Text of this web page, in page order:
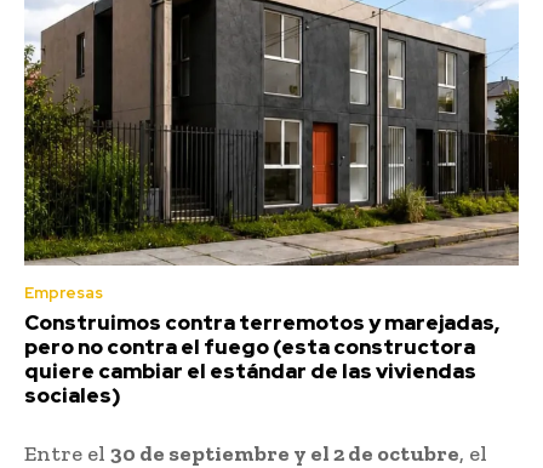
Empresas
Construimos contra terremotos y marejadas,
pero no contra el fuego (esta constructora
quiere cambiar el estándar de las viviendas
sociales)
Entre el 30 de septiembre y el 2 de octubre, el